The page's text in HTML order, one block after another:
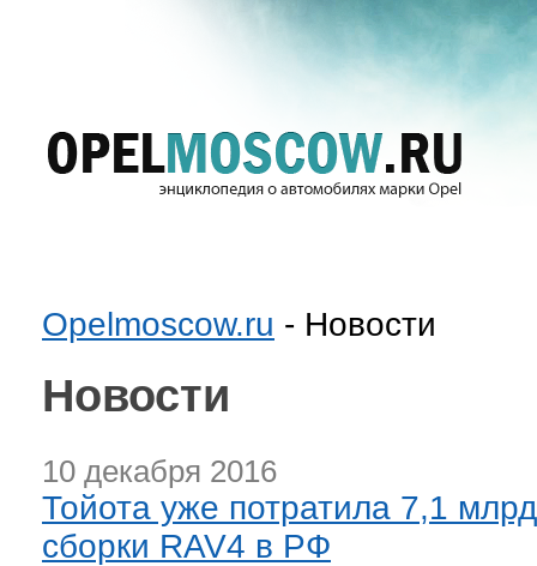
Opelmoscow.ru - Новости
Новости
10 декабря 2016
Тойота уже потратила 7,1
сборки RAV4 в РФ